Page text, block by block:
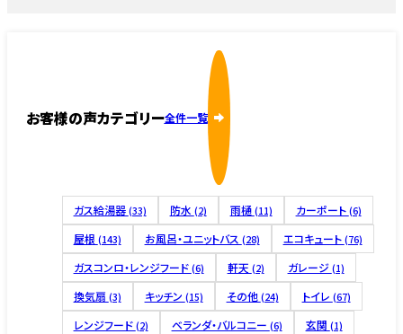
お客様の声カテゴリー全件一覧
ガス給湯器 (33) 防水 (2) 雨樋 (11) カーポート (6)
屋根 (143) お風呂・ユニットバス (28) エコキュート (76)
ガスコンロ・レンジフード (6) 軒天 (2) ガレージ (1)
換気扇 (3) キッチン (15) その他 (24) トイレ (67)
レンジフード (2) ベランダ・バルコニー (6) 玄関 (1)